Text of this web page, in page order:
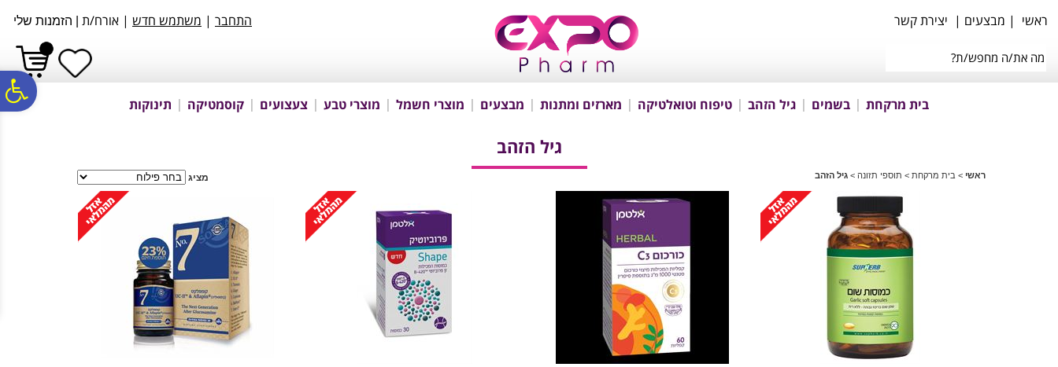
נגישות
אתר
המרכזי
ראשי | מבצעים | יצירת קשר התחבר | משתמש חדש | אורח/ת הזמנות שלי
בית מרקחת בשמים גיל הזהב טיפוח וטואלטיקה מארזים ומתנות מבצעים מוצרי חשמל מוצרי טבע צעצועים קוסמטיקה תינוקות
גיל הזהב
ראשי > בית מרקחת > תוספי תזונה > גיל הזהב מציג